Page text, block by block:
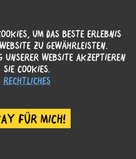
UM DAS BESTE ERLEBNIS
ZU GEWÄHRLEISTEN.
UNSERER WEBSITE AKZEPTIEREN
SIE COOKIES.
RECHTLICHES
FÜR MICH!